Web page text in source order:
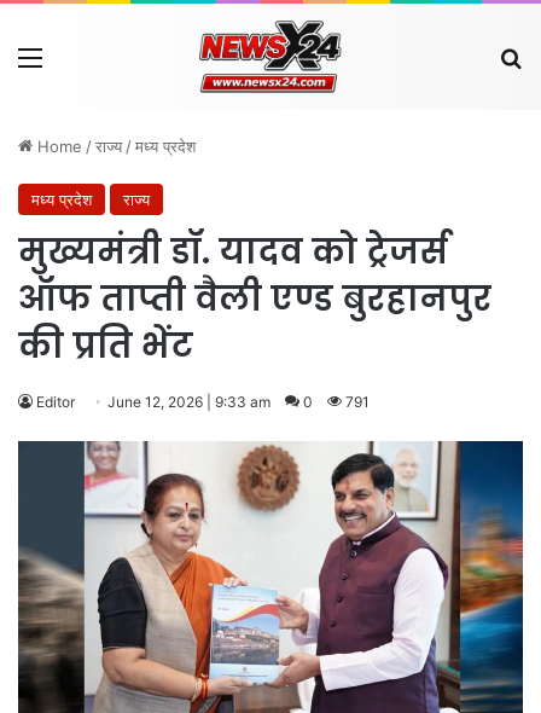
Menu
Home /राज्य /मध्य प्रदेश
मध्य प्रदेश राज्य
मुख्यमंत्री डॉ. यादव को ट्रेजर्स
ऑफ ताप्ती वैली एण्ड बुरहानपुर
की प्रति भेंट
Editor June 12, 2026 | 9:33 am 0 791